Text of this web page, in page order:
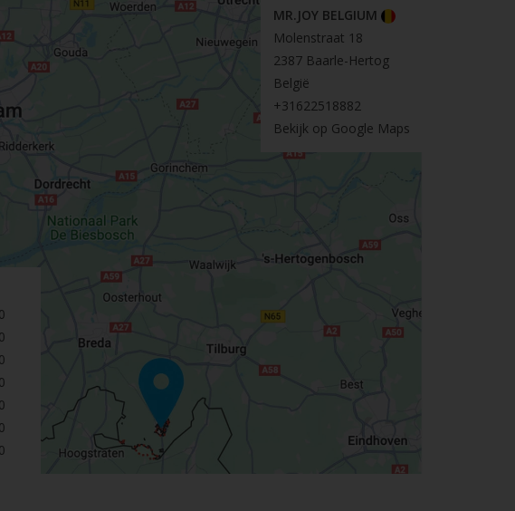
MR.JOY BELGIUM
Molenstraat 18
2387 Baarle-Hertog
België
+31622518882
Bekijk op Google Maps